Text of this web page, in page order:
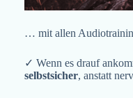
… mit allen
✓ Wenn es drauf
selbstsicher, anstatt